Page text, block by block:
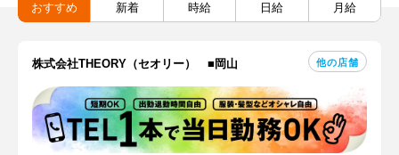
おすすめ 新着 時給 日給 月給
株式会社THEORY（セオリー） ■岡山 他の店舗